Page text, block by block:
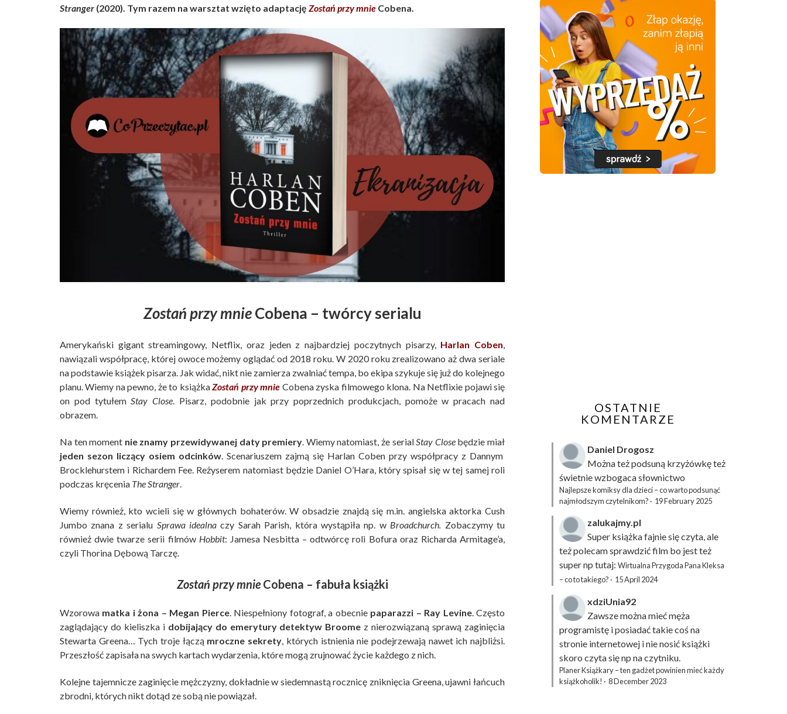
Stranger (2020). Tym razem na warsztat wzięto adaptację Zostań przy mnie Cobena.
Zostań przy mnieCobena – twórcy serialu
Amerykański gigant streamingowy, Netflix, oraz jeden z najbardziej poczytnych pisarzy, Harlan Coben,
nawiązali współpracę, której owoce możemy oglądać od 2018 roku. W 2020 roku zrealizowano aż dwa seriale
na podstawie książek pisarza. Jak widać, nikt nie zamierza zwalniać tempa, bo ekipa szykuje się już do kolejnego
planu. Wiemy na pewno, że to książkaZostań przy mnie Cobena zyska filmowego klona. Na Netflixie pojawi się
on pod tytułemStay Close. Pisarz, podobnie jak przy poprzednich produkcjach, pomoże w pracach nad
obrazem.
Na ten moment nie znamy przewidywanej daty premiery. Wiemy natomiast, że serialStay Closebędzie miał
jeden sezon liczący osiem odcinków. Scenariuszem zajmą się Harlan Coben przy współpracy z Dannym
Brocklehurstem i Richardem Fee. Reżyserem natomiast będzie Daniel O’Hara, który spisał się w tej samej roli
podczas kręcenia The Stranger.
Wiemy również, kto wcieli się w głównych bohaterów. W obsadzie znajdą się m.in. angielska aktorka Cush
Jumbo znana z serialu Sprawa idealnaczy Sarah Parish, która wystąpiła np. wBroadchurch. Zobaczymy tu
również dwie twarze serii filmów Hobbit: Jamesa Nesbitta – odtwórcę roli Bofura oraz Richarda Armitage’a,
czyli Thorina Dębową Tarczę.
Zostań przy mnieCobena – fabuła książki
Wzorowa matka i żona – Megan Pierce. Niespełniony fotograf, a obecnie paparazzi – Ray Levine. Często
zaglądający do kieliszka i dobijający do emerytury detektyw Broome z nierozwiązaną sprawą zaginięcia
Stewarta Greena… Tych troje łączą mroczne sekrety, których istnienia nie podejrzewają nawet ich najbliżsi.
Przeszłość zapisała na swych kartach wydarzenia, które mogą zrujnować życie każdego z nich.
Kolejne tajemnicze zaginięcie mężczyzny, dokładnie w siedemnastą rocznicę zniknięcia Greena, ujawni łańcuch
zbrodni, których nikt dotąd ze sobą nie powiązał.
OSTATNIE
KOMENTARZE
Daniel Drogosz
Można też podsuną krzyżówkęteż
świetnie wzbogaca słownictwo
Najlepsze komiksy dla dzieci – co warto podsunąć
najmłodszym czytelnikom? · 19 February 2025
zalukajmy.pl
Super książka fajnie się czyta, ale
też polecam sprawdzić film bo jest też
super np tutaj: Wirtualna Przygoda Pana Kleksa
– co to takiego? · 15 April 2024
xdziUnia92
Zawsze można mieć męża
programistę i posiadać takie coś na
stronie internetowej i nie nosić książki
skoro czyta się np na czytniku.
Planer Książkary – ten gadżet powinien mieć każdy
książkoholik! · 8 December 2023